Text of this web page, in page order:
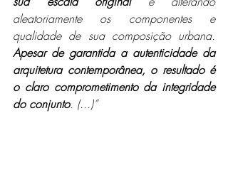
aleatoriamente os componentes e
Apesar de garantida a autenticidade da
arquitetura contemporânea, o resultado é
o claro comprometimento da integridade
do conjunto. (...)”